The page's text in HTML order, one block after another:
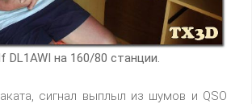
DL1AWI на 160/80 станции.
сигнал выплыл из шумов и QSO